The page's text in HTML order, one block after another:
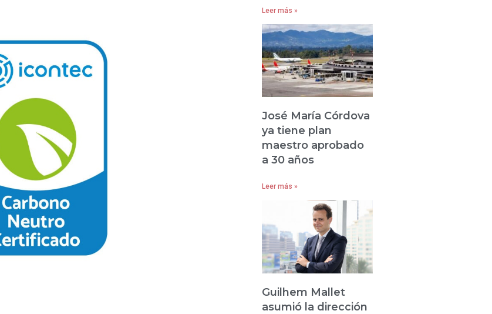
Leer más »
José María Córdova
ya tiene plan
maestro aprobado
a 30 años
Leer más »
Guilhem Mallet
asumió la dirección